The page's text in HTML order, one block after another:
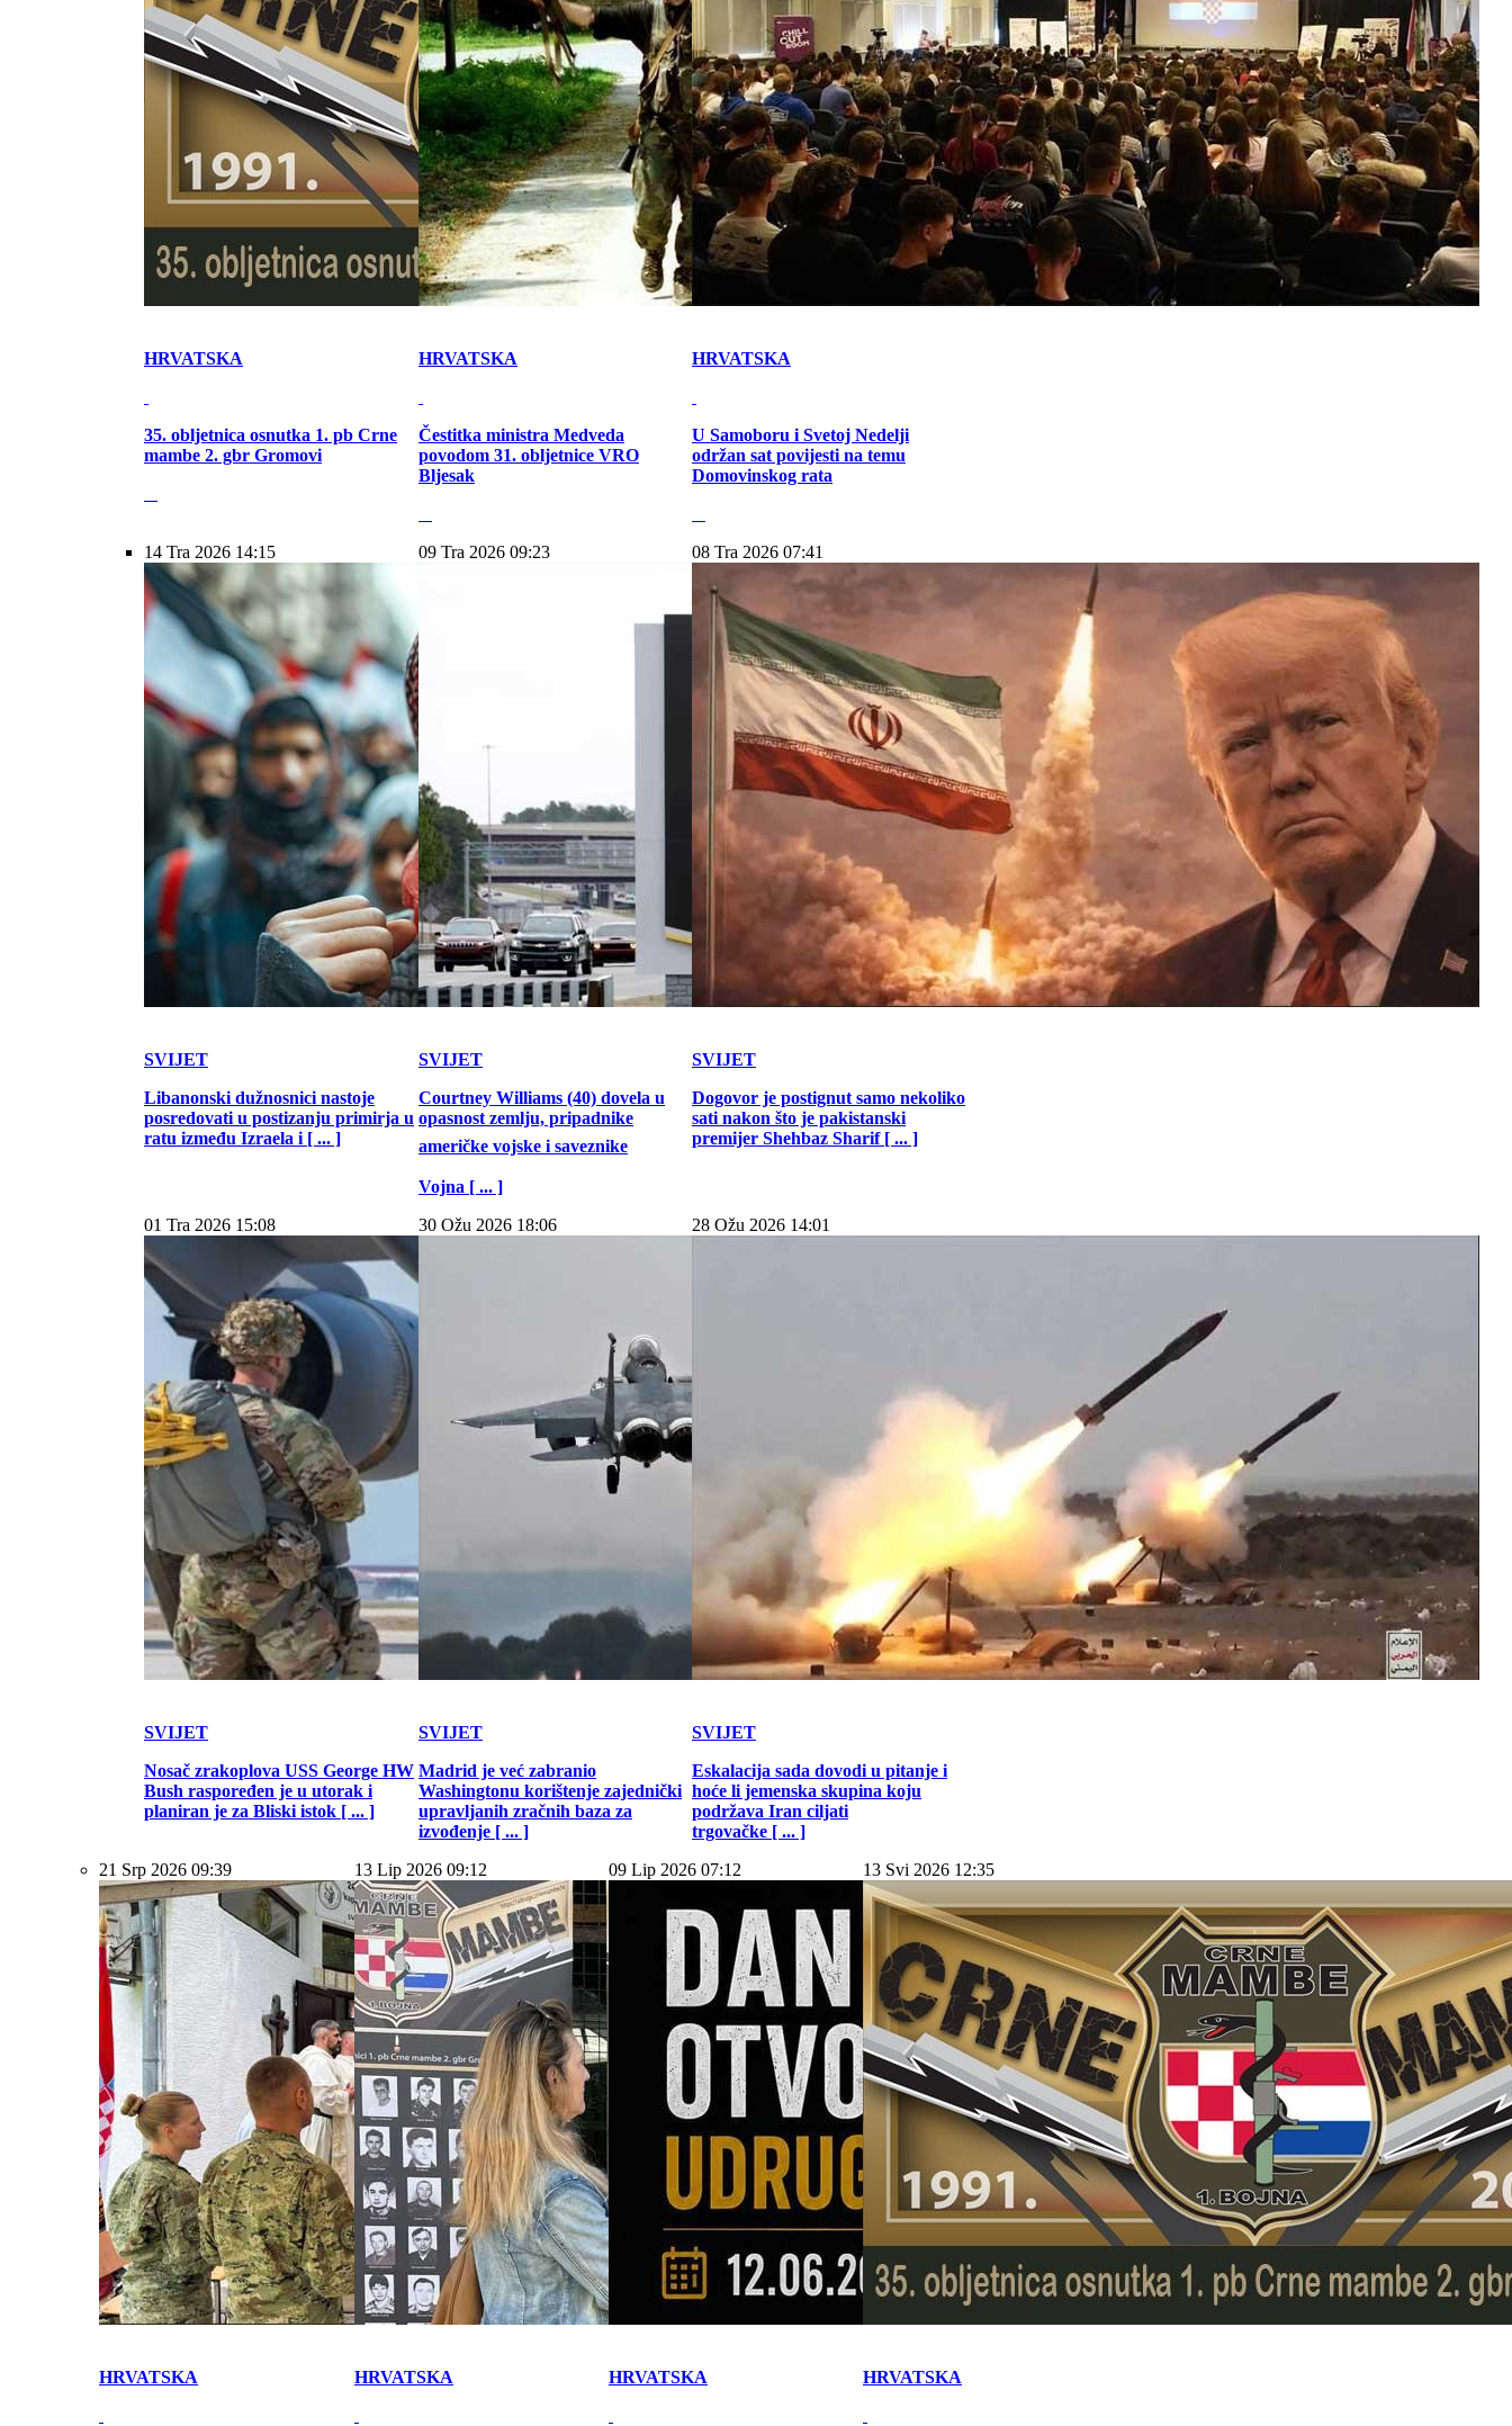
HRVATSKA
35. obljetnica osnutka 1. pb Crne
mambe 2. gbr Gromovi
HRVATSKA
Čestitka ministra Medveda
povodom 31. obljetnice VRO
Bljesak
HRVATSKA
U Samoboru i Svetoj Nedelji
održan sat povijesti na temu
Domovinskog rata
14 Tra 2026 14:15
SVIJET
Libanonski dužnosnici nastoje
posredovati u postizanju primirja u
ratu između Izraela i [ ... ]
09 Tra 2026 09:23
SVIJET
Courtney Williams (40) dovela u
opasnost zemlju, pripadnike
američke vojske i saveznike
Vojna [ ... ]
08 Tra 2026 07:41
SVIJET
Dogovor je postignut samo nekoliko
sati nakon što je pakistanski
premijer Shehbaz Sharif [ ... ]
01 Tra 2026 15:08
SVIJET
Nosač zrakoplova USS George HW
Bush raspoređen je u utorak i
planiran je za Bliski istok [ ... ]
30 Ožu 2026 18:06
SVIJET
Madrid je već zabranio
Washingtonu korištenje zajednički
upravljanih zračnih baza za
izvođenje [ ... ]
28 Ožu 2026 14:01
SVIJET
Eskalacija sada dovodi u pitanje i
hoće li jemenska skupina koju
podržava Iran ciljati
trgovačke [ ... ]
21 Srp 2026 09:39
HRVATSKA
13 Lip 2026 09:12
HRVATSKA
09 Lip 2026 07:12
HRVATSKA
13 Svi 2026 12:35
HRVATSKA